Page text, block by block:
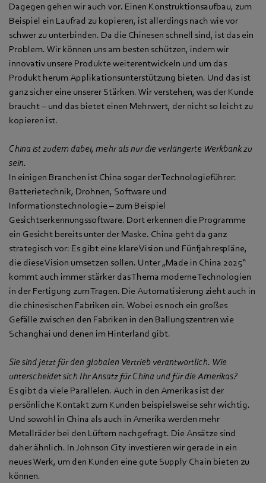
Dagegen gehen wir auch vor. Einen Konstruktionsaufbau, zum
Beispiel ein Laufrad zu kopieren, ist allerdings nach wie vor
schwer zu unterbinden. Da die Chinesen schnell sind, ist das ein
Problem. Wir können uns am besten schützen, indem wir
innovativ unsere Produkte weiterentwickeln und um das
Produkt herum Applikationsunterstützung bieten. Und das ist
ganz sicher eine unserer Stärken. Wir verstehen, was der Kunde
braucht – und das bietet einen Mehrwert, der nicht so leicht zu
kopieren ist.
China ist zudem dabei, mehr als nur die verlängerte Werkbank zu
sein.
In einigen Branchen ist China sogar der Technologieführer:
Batterietechnik, Drohnen, Software und
Informationstechnologie – zum Beispiel
Gesichtserkennungssoftware. Dort erkennen die Programme
ein Gesicht bereits unter der Maske. China geht da ganz
strategisch vor: Es gibt eine klare Vision und Fünfjahrespläne,
die diese Vision umsetzen sollen. Unter „Made in China 2025“
kommt auch immer stärker das Thema moderne Technologien
in der Fertigung zum Tragen. Die Automatisierung zieht auch in
die chinesischen Fabriken ein. Wobei es noch ein großes
Gefälle zwischen den Fabriken in den Ballungszentren wie
Schanghai und denen im Hinterland gibt.
Sie sind jetzt für den globalen Vertrieb verantwortlich. Wie
unterscheidet sich Ihr Ansatz für China und für die Amerikas?
Es gibt da viele Parallelen. Auch in den Amerikas ist der
persönliche Kontakt zum Kunden beispielsweise sehr wichtig.
Und sowohl in China als auch in Amerika werden mehr
Metallräder bei den Lüftern nachgefragt. Die Ansätze sind
daher ähnlich. In Johnson City investieren wir gerade in ein
neues Werk, um den Kunden eine gute Supply Chain bieten zu
können.